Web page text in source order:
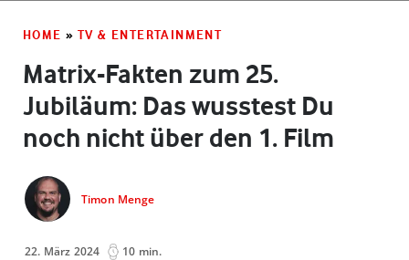
HOME » TV & ENTERTAINMENT
Matrix-Fakten zum 25.
Jubiläum: Das wusstest Du
noch nicht über den 1. Film
Timon Menge
22. März 2024 10 min.